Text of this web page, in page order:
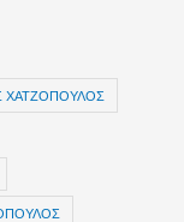
ΧΑΤΖΟΠΟΥΛΟΣ